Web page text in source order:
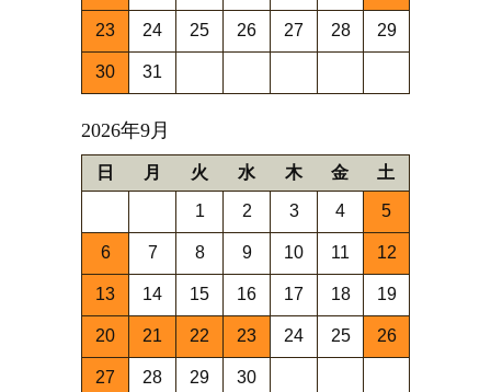
23 24 25 26 27 28 29
30 31
2026年9月
日 月 火 水 木 金 土
1 2 3 4 5
6 7 8 9 10 11 12
13 14 15 16 17 18 19
20 21 22 23 24 25 26
27 28 29 30